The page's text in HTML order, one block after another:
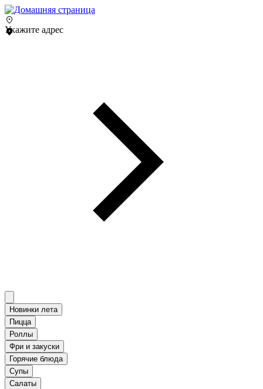
Укажите адрес
Новинки лета
Пицца
Роллы
Фри и закуски
Горячие блюда
Супы
Салаты